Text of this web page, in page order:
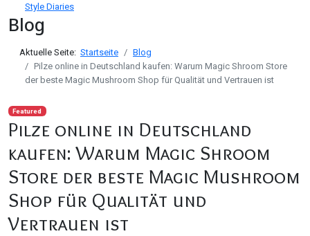
Style Diaries
Blog
Aktuelle Seite: Startseite
Blog
Pilze online in Deutschland kaufen: Warum Magic Shroom Store
der beste Magic Mushroom Shop für Qualität und Vertrauen ist
Featured
Pilze online in Deutschland
kaufen: Warum Magic Shroom
Store der beste Magic Mushroom
Shop für Qualität und
Vertrauen ist